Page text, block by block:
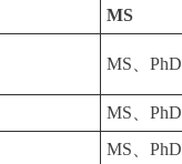
MS
MS、PhD
MS、PhD
MS、PhD